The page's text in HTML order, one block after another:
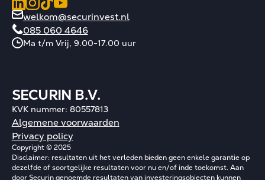
welkom@securinvest.nl
085 060 4646
Ma t/m Vrij, 9.00-17.00 uur
SECURIN B.V.
KVK nummer: 80557813
Algemene voorwaarden
Privacy policy
Copyright © 2025
Disclaimer: resultaten uit het verleden bieden geen enkele garantie op
dezelfde of soortgelijke resultaten voor nu en/of inde toekomst. Aan
door Securin genoemde resultaten van investeringsobjecten kunnen